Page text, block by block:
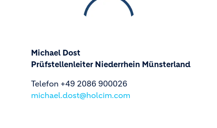
Michael Dost
Prüfstellenleiter Niederrhein Münsterland
Telefon +49 2086 900026
michael.dost@holcim.com